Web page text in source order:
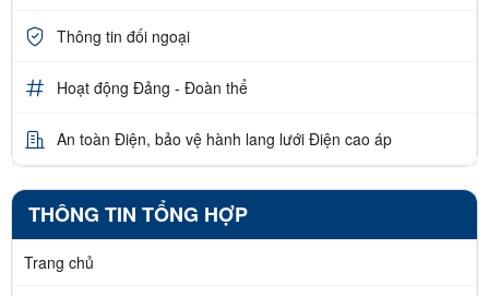
Thông tin đối ngoại
Hoạt động Đảng - Đoàn thể
An toàn Điện, bảo vệ hành lang lưới Điện cao áp
THÔNG TIN TỔNG HỢP
Trang chủ